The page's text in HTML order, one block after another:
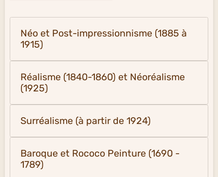
Néo et Post-impressionnisme (1885 à
1915)
Réalisme (1840-1860) et Néoréalisme
(1925)
Surréalisme (à partir de 1924)
Baroque et Rococo Peinture (1690 -
1789)